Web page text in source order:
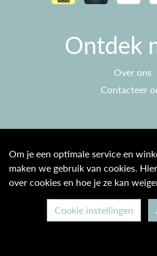
Ontdek
Over ons
Contacteer
Algemene
Privacy
© 2026 Max & Ine B2C
Om je een optimale service en
maken we gebruik van cookies.
over cookies en hoe je ze kan
Cookie instellingen